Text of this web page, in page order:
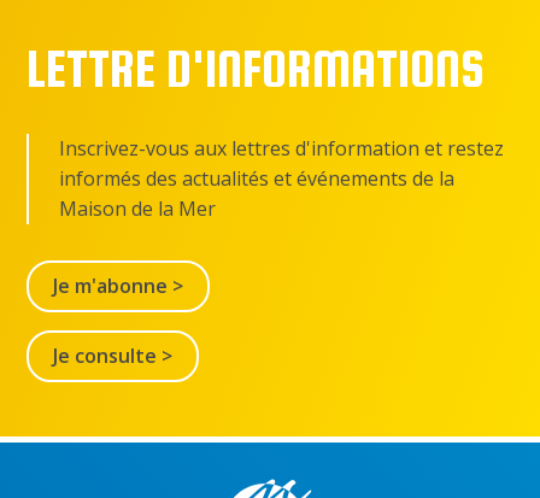
LETTRE D'INFORMATIONS
Inscrivez-vous aux lettres d'information et restez
informés des actualités et événements de la
Maison de la Mer
Je m'abonne >
Je consulte >